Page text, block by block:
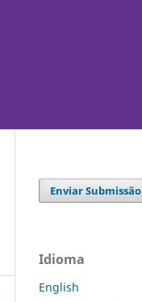
Enviar Submissão
Idioma
English